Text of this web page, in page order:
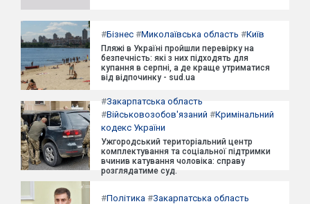
#Бізнес #Миколаївська область #Київ
Пляжі в Україні пройшли перевірку на
безпечність: які з них підходять для
купання в серпні, а де краще утриматися
від відпочинку - sud.ua
#Закарпатська область
#Військовозобов'язаний #Кримінальний
кодекс України
Ужгородський територіальний центр
комплектування та соціальної підтримки
вчинив катування чоловіка: справу
розглядатиме суд.
#Політика #Закарпатська область